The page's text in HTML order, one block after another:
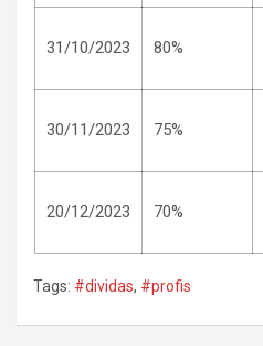
31/10/2023 80%
30/11/2023 75%
20/12/2023 70%
Tags: #dividas, #profis